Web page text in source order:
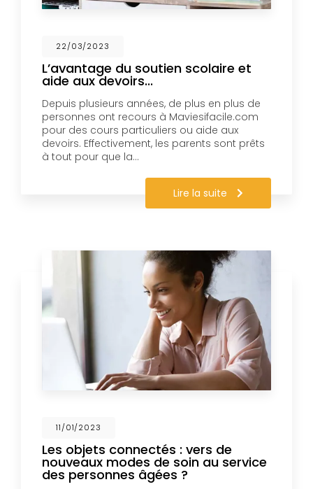
22/03/2023
L’avantage du soutien scolaire et
aide aux devoirs...
Depuis plusieurs années, de plus en plus de
personnes ont recours à Maviesifacile.com
pour des cours particuliers ou aide aux
devoirs. Effectivement, les parents sont prêts
à tout pour que la…
Lire la suite
11/01/2023
Les objets connectés : vers de
nouveaux modes de soin au service
des personnes âgées ?